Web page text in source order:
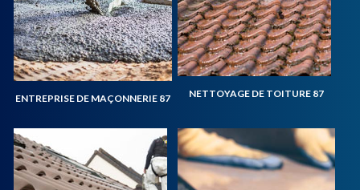
ENTREPRISE DE MAÇONNERIE 87 NETTOYAGE DE TOITURE 87